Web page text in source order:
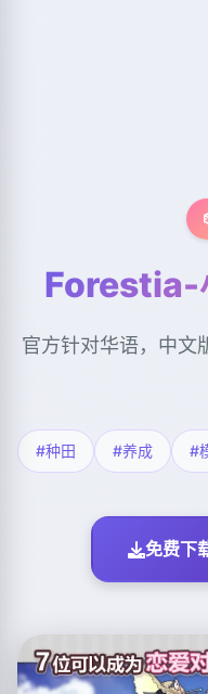
Forestia-
官方针对华语，中文
#种田 #养成 #
免费下